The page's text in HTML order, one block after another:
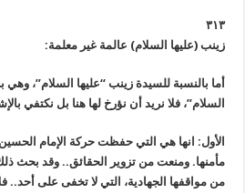
٣١٣
زينب (عليها السلام) عالمة غير معلمة:
أما بالنسبة للسيدة زينب “عليها السلام”، وهي
السلام”، فلا نريد أن نؤرخ لها هنا بل نكتفي
الأول: انها هي التي حفظت حركة الإمام الحسين
مأمنها. ومنعت من تزوير الحقائق.. وقد بحث ذلك
من مواقفها الجهادية، التي لا تخفى على أحد..